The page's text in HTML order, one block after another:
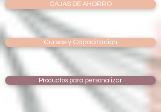
CAJAS DE AHORRO
Cursos y Capacitación
Productos para personalizar